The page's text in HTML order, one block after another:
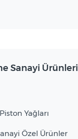
Sanayi Ürünleri
Yağları
Özel Ürünler